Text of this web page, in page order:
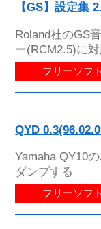
【GS】設定集
Roland社のGS
ー(RCM2.5)に
フリーソフト
QYD
Yamaha QY10
ダンプする
フリーソフト